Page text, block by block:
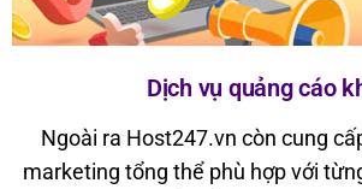
Dịch vụ quảng cáo
Ngoài ra Host247.vn còn cung
marketing tổng thể phù hợp với